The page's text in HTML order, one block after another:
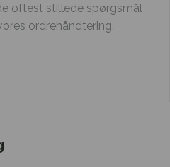
oftest stillede spørgsmål
ordrehåndtering.